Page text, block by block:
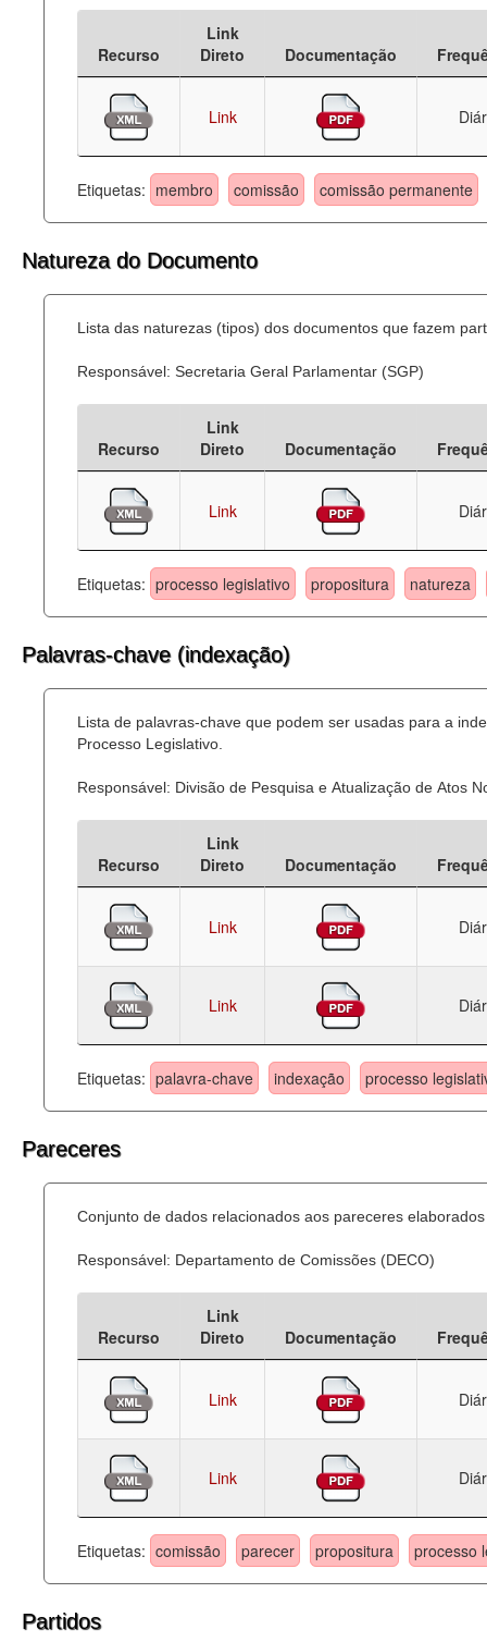
Recurso
Link
Direto
Documentação
Link
Etiquetas: membro comissão comissão permanente
Natureza do Documento
Lista das naturezas (tipos) dos documentos que fazem
Responsável: Secretaria Geral Parlamentar (SGP)
Recurso
Link
Direto
Documentação
Link
Etiquetas: processo legislativo propositura natureza
Palavras-chave (indexação)
Lista de palavras-chave que podem ser usadas para a
Processo Legislativo.
Responsável: Divisão de Pesquisa e Atualização de Atos
Recurso
Link
Direto
Documentação
Link
Link
Etiquetas: palavra-chave indexação processo
Pareceres
Conjunto de dados relacionados aos pareceres
Responsável: Departamento de Comissões (DECO)
Recurso
Link
Direto
Documentação
Link
Link
Etiquetas: comissão parecer propositura processo
Partidos